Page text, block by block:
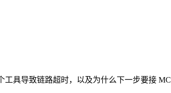
具导致链路超时，以及为什么下一步要接